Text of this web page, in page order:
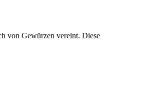
von Gewürzen vereint. Diese